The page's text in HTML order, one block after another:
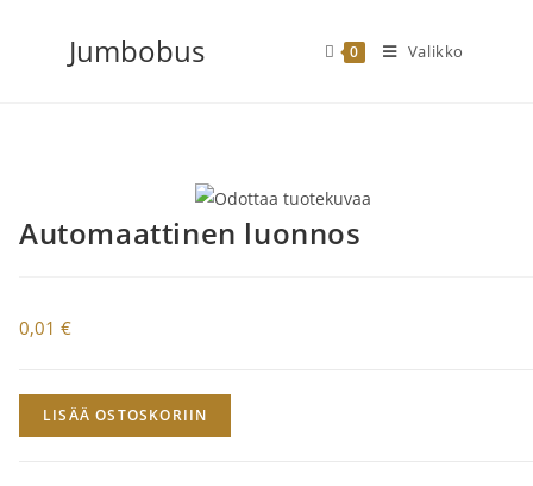
sisältöön
Jumbobus 0 Valikko
Automaattinen luonnos
0,01 €
Automaattinen
luonnos
LISÄÄ OSTOSKORIIN